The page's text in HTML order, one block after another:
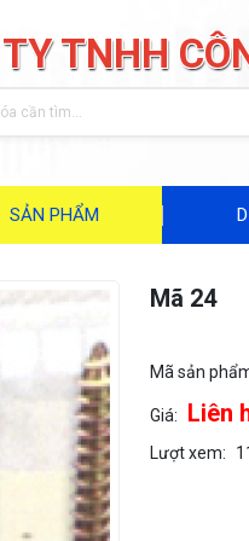
TNHH
SẢN PHẨM
Mã 24
Mã sản
Giá: Liên
Lượt xem: